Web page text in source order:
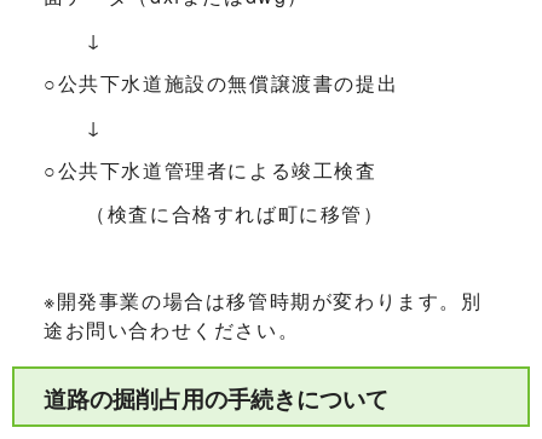
↓
○公共下水道施設の無償譲渡書の提出
↓
○公共下水道管理者による竣工検査
（検査に合格すれば町に移管）
※開発事業の場合は移管時期が変わります。別
途お問い合わせください。
道路の掘削占用の手続きについて